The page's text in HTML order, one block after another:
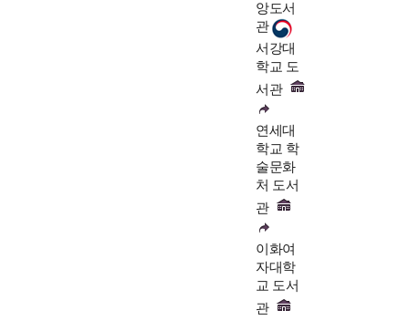
앙도서
관
서강대
학교 도
서관
연세대
학교 학
술문화
처 도서
관
이화여
자대학
교 도서
관